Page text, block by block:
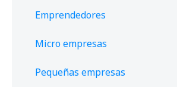
Emprendedores
Micro empresas
Pequeñas empresas